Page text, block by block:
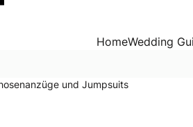
HomeWedding
und Jumpsuits